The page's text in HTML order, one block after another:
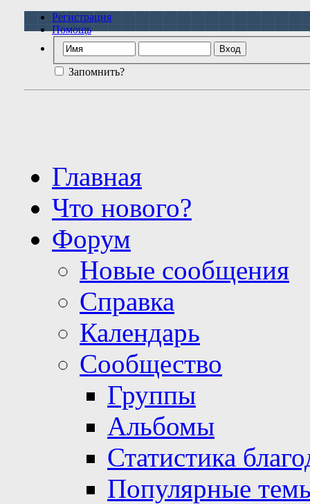
Регистрация
Помощь
Запомнить?
Главная
Что нового?
Форум
Новые сообщения
Справка
Календарь
Сообщество
Группы
Альбомы
Статистика
Популярные